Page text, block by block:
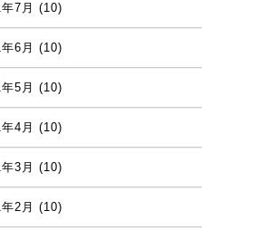
7月 (10)
6月 (10)
5月 (10)
4月 (10)
3月 (10)
2月 (10)